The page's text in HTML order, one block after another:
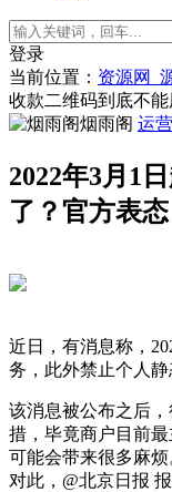
登录
当前位置： 资源网_
收款二维码到底不
烟雨阁 运
2022年3月1
了？官方表
近日，有消息称，
务，此外禁止个人静
该消息被公布之后
措，毕竟商户目前
可能会带来很多麻烦
对此，@北京日报